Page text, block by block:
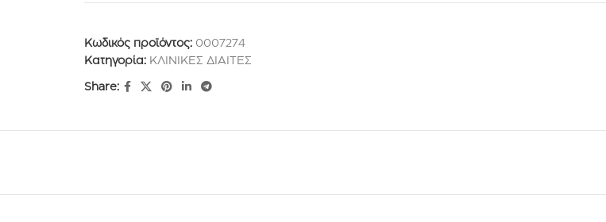
Κωδικός προϊόντος: 0007274
Κατηγορία: ΚΛΙΝΙΚΕΣ ΔΙΑΙΤΕΣ
Share: